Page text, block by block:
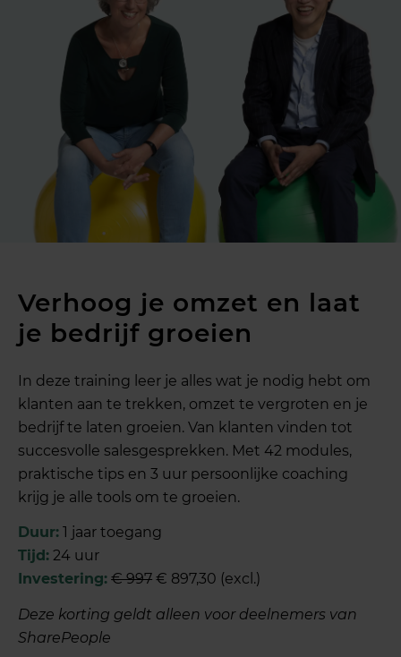
Verhoog je omzet en laat
je bedrijf groeien
In deze training leer je alles wat je nodig hebt om
klanten aan te trekken, omzet te vergroten en je
bedrijf te laten groeien. Van klanten vinden tot
succesvolle salesgesprekken. Met 42 modules,
praktische tips en 3 uur persoonlijke coaching
krijg je alle tools om te groeien.
Duur: 1 jaar toegang
Tijd: 24 uur
Investering: € 997 € 897,30 (excl.)
Deze korting geldt alleen voor deelnemers van
SharePeople